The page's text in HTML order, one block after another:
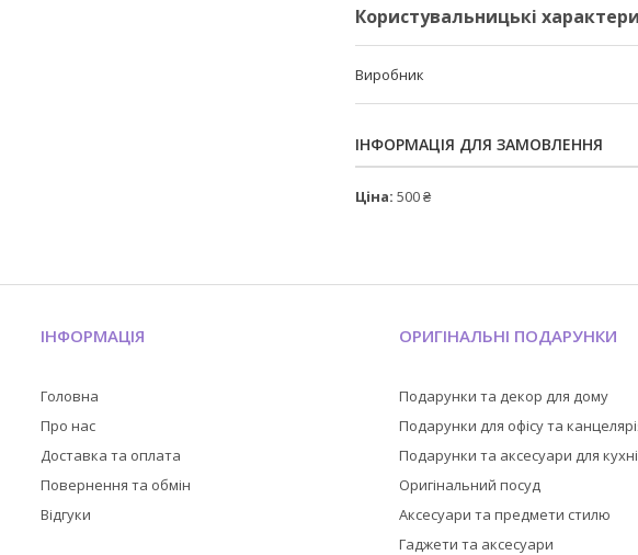
Користувальницькі
Виробник
ІНФОРМАЦІЯ ДЛЯ ЗАМОВЛЕННЯ
Ціна: 500 ₴
ІНФОРМАЦІЯ
Головна
Про нас
Доставка та оплата
Повернення та обмін
Відгуки
ОРИГІНАЛЬНІ ПОДАРУНКИ
Подарунки та декор для дому
Подарунки для офісу та
Подарунки та аксесуари для кухні
Оригінальний посуд
Аксесуари та предмети стилю
Гаджети та аксесуари